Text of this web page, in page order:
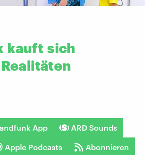
kauft sich
Realitäten
App ARD Sounds
Apple Podcasts Abonnieren